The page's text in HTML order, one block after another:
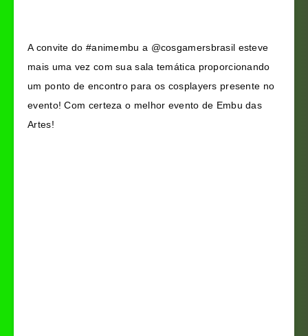
A convite do #animembu a @cosgamersbrasil esteve
mais uma vez com sua sala temática proporcionando
um ponto de encontro para os cosplayers presente no
evento! Com certeza o melhor evento de Embu das
Artes!